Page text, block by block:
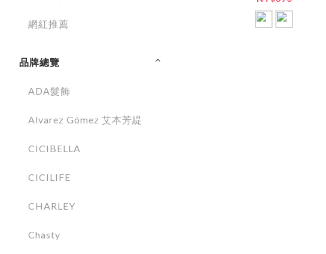
網紅推薦
品牌總覽
ADA髮飾
Alvarez Gómez 艾本芳緹
CICIBELLA
CICILIFE
CHARLEY
Chasty